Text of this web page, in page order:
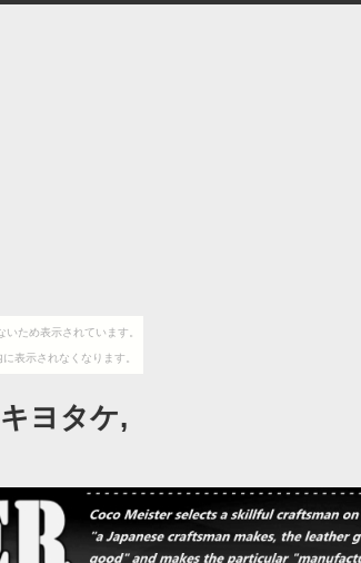
ため表示されています。
表示されなくなります。
ヨタケ,